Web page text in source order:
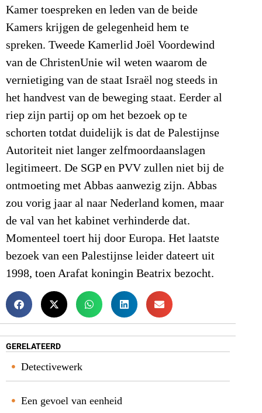
Kamer toespreken en leden van de beide
Kamers krijgen de gelegenheid hem te
spreken. Tweede Kamerlid Joël Voordewind
van de ChristenUnie wil weten waarom de
vernietiging van de staat Israël nog steeds in
het handvest van de beweging staat. Eerder al
riep zijn partij op om het bezoek op te
schorten totdat duidelijk is dat de Palestijnse
Autoriteit niet langer zelfmoordaanslagen
legitimeert. De SGP en PVV zullen niet bij de
ontmoeting met Abbas aanwezig zijn. Abbas
zou vorig jaar al naar Nederland komen, maar
de val van het kabinet verhinderde dat.
Momenteel toert hij door Europa. Het laatste
bezoek van een Palestijnse leider dateert uit
1998, toen Arafat koningin Beatrix bezocht.
GERELATEERD
Detectivewerk
Een gevoel van eenheid